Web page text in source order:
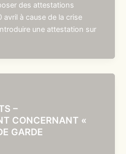
des attestations
à cause de la crise
une attestation sur
–
CONCERNANT «
GARDE